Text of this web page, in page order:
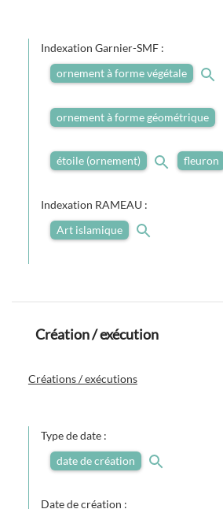
Indexation Garnier-SMF :
ornement à forme végétale
ornement à forme géométrique
étoile (ornement) fleuron
Indexation RAMEAU :
Art islamique
Création / exécution
Créations / exécutions
Type de date :
date de création
Date de création :